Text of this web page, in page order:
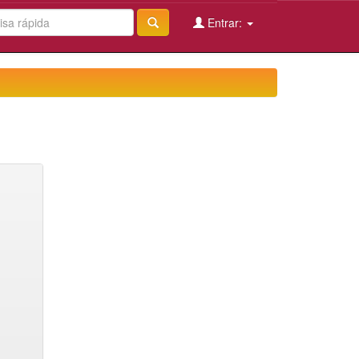
Entrar: